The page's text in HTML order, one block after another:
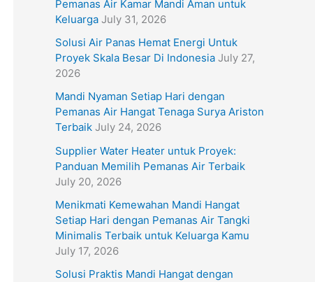
Pemanas Air Kamar Mandi Aman untuk
Keluarga July 31, 2026
Solusi Air Panas Hemat Energi Untuk
Proyek Skala Besar Di Indonesia July 27,
2026
Mandi Nyaman Setiap Hari dengan
Pemanas Air Hangat Tenaga Surya Ariston
Terbaik July 24, 2026
Supplier Water Heater untuk Proyek:
Panduan Memilih Pemanas Air Terbaik
July 20, 2026
Menikmati Kemewahan Mandi Hangat
Setiap Hari dengan Pemanas Air Tangki
Minimalis Terbaik untuk Keluarga Kamu
July 17, 2026
Solusi Praktis Mandi Hangat dengan